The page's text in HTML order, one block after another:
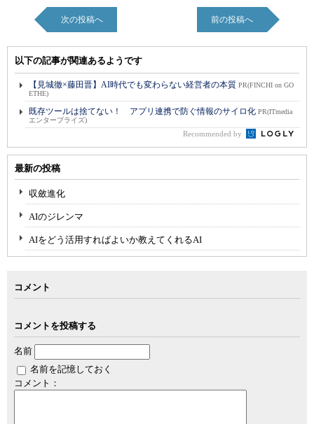
次の投稿へ 前の投稿へ
以下の記事が関連あるようです
【見城徹×藤田晋】AI時代でも変わらない経営者の本質 PR(FINCHI on GO
ETHE)
既存ツールは捨てない！ アプリ連携で防ぐ情報のサイロ化 PR(ITmedia
エンタープライズ)
Recommended by
最新の投稿
収斂進化
AIのジレンマ
AIをどう活用すればよいか教えてくれるAI
コメント
コメントを投稿する
名前
名前を記憶しておく
コメント：